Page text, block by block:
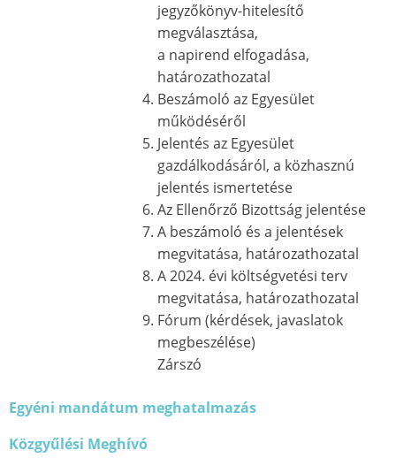
jegyzőkönyv-hitelesítő
megválasztása,
a napirend elfogadása,
határozathozatal
Beszámoló az Egyesület
működéséről
Jelentés az Egyesület
gazdálkodásáról, a közhasznú
jelentés ismertetése
Az Ellenőrző Bizottság jelentése
A beszámoló és a jelentések
megvitatása, határozathozatal
A 2024. évi költségvetési terv
megvitatása, határozathozatal
Fórum (kérdések, javaslatok
megbeszélése)
Zárszó
Egyéni mandátum meghatalmazás
Közgyűlési Meghívó